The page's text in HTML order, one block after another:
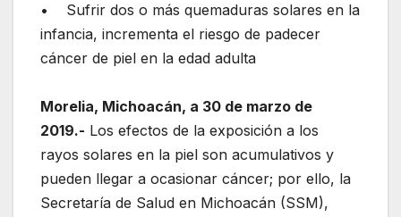
• Sufrir dos o más quemaduras solares en la
infancia, incrementa el riesgo de padecer
cáncer de piel en la edad adulta
Morelia, Michoacán, a 30 de marzo de
2019.- Los efectos de la exposición a los
rayos solares en la piel son acumulativos y
pueden llegar a ocasionar cáncer; por ello, la
Secretaría de Salud en Michoacán (SSM),